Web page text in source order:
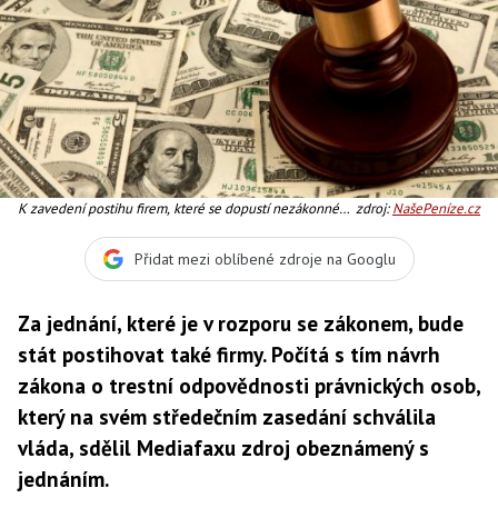
K zavedení postihu firem, které se dopustí nezákonného zdroj:NašePeníze.cz
Přidat mezi oblíbené zdroje na Googlu
Za jednání, které je v rozporu se zákonem, bude
stát postihovat také firmy. Počítá s tím návrh
zákona o trestní odpovědnosti právnických osob,
který na svém středečním zasedání schválila
vláda, sdělil Mediafaxu zdroj obeznámený s
jednáním.